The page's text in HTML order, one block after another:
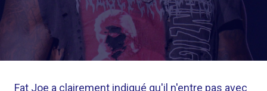
Fat Joe a clairement indiqué qu'il n'entre pas avec